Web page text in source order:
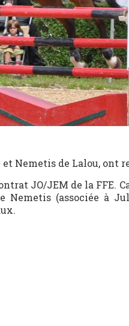
Nemetis de Lalou, ont
JO/JEM de la FFE.
Nemetis (associée à